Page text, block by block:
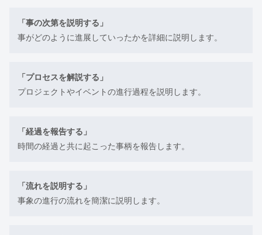
「事の次第を説明する」
事がどのように進展していったかを詳細に説明します。
「プロセスを解説する」
プロジェクトやイベントの進行過程を説明します。
「経過を報告する」
時間の経過と共に起こった事柄を報告します。
「流れを説明する」
事象の進行の流れを簡潔に説明します。